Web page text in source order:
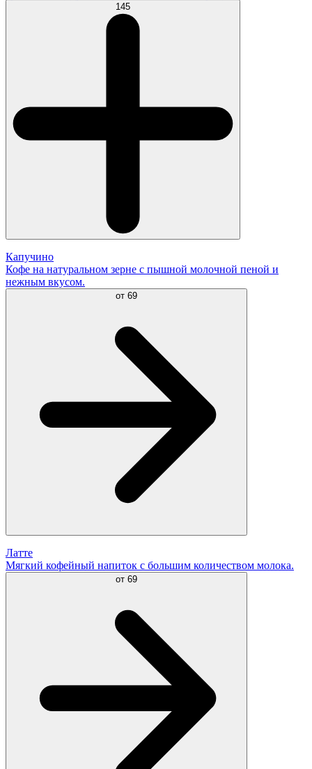
145
Капучино
Кофе на натуральном зерне с пышной молочной пеной и
нежным вкусом.
от 69
Латте
Мягкий кофейный напиток с большим количеством молока.
от 69